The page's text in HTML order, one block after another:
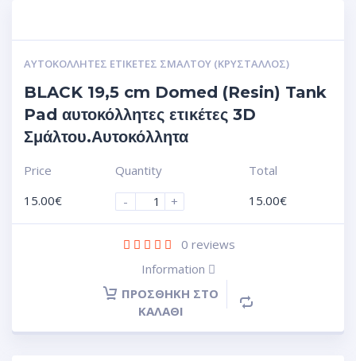
ΑΥΤΟΚΌΛΛΗΤΕΣ ΕΤΙΚΈΤΕΣ ΣΜΆΛΤΟΥ (ΚΡΥΣΤΑΛΛΟΣ)
BLACK 19,5 cm Domed (Resin) Tank
Pad αυτοκόλλητες ετικέτες 3D
Σμάλτου.Αυτοκόλλητα
Price
15.00€
Quantity
-
+
Total
15.00€
0 reviews
Information
ΠΡΟΣΘΉΚΗ ΣΤΟ
ΚΑΛΆΘΙ